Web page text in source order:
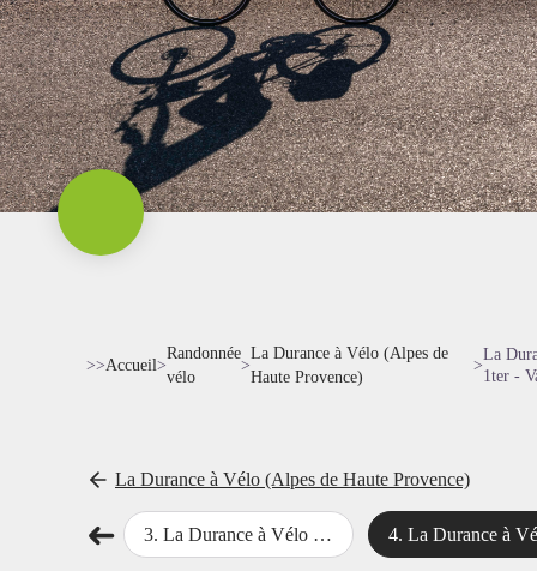
Voir
>>Accueil>
Randonnée
vélo
>
La Durance à Vélo (Alpes de
Haute Provence)
>
La
1ter -
La Durance à Vélo (Alpes de Haute Provence)
➜Étape précédente
3. La Durance à Vélo (Alpes de Haute Provence) - Etape 1bis - Variante sportive 4.La Durance à Vélo (Alpes de Haute Provence) - Etape 1ter - Variante